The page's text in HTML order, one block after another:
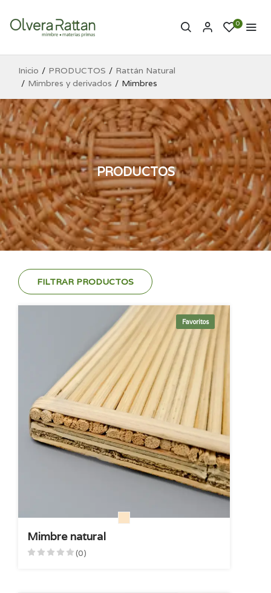
0
Inicio PRODUCTOS
Rattán Natural
Mimbres y derivados
Mimbres
PRODUCTOS
FILTRAR PRODUCTOS
Favoritos
Mimbre natural
(0)